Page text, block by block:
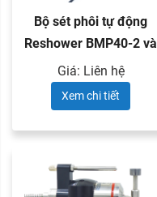
Bộ sét phôi tự động
Reshower BMP40-2 và
đầu ...
Giá: Liên hệ
Xem chi tiết